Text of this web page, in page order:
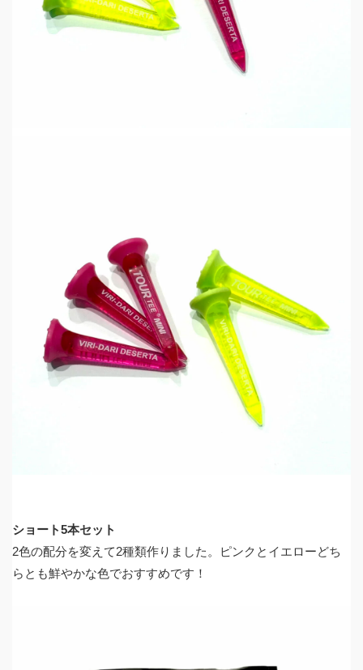
ショート5本セット
2色の配分を変えて2種類作りました。ピンクとイエローどち
らとも鮮やかな色でおすすめです！